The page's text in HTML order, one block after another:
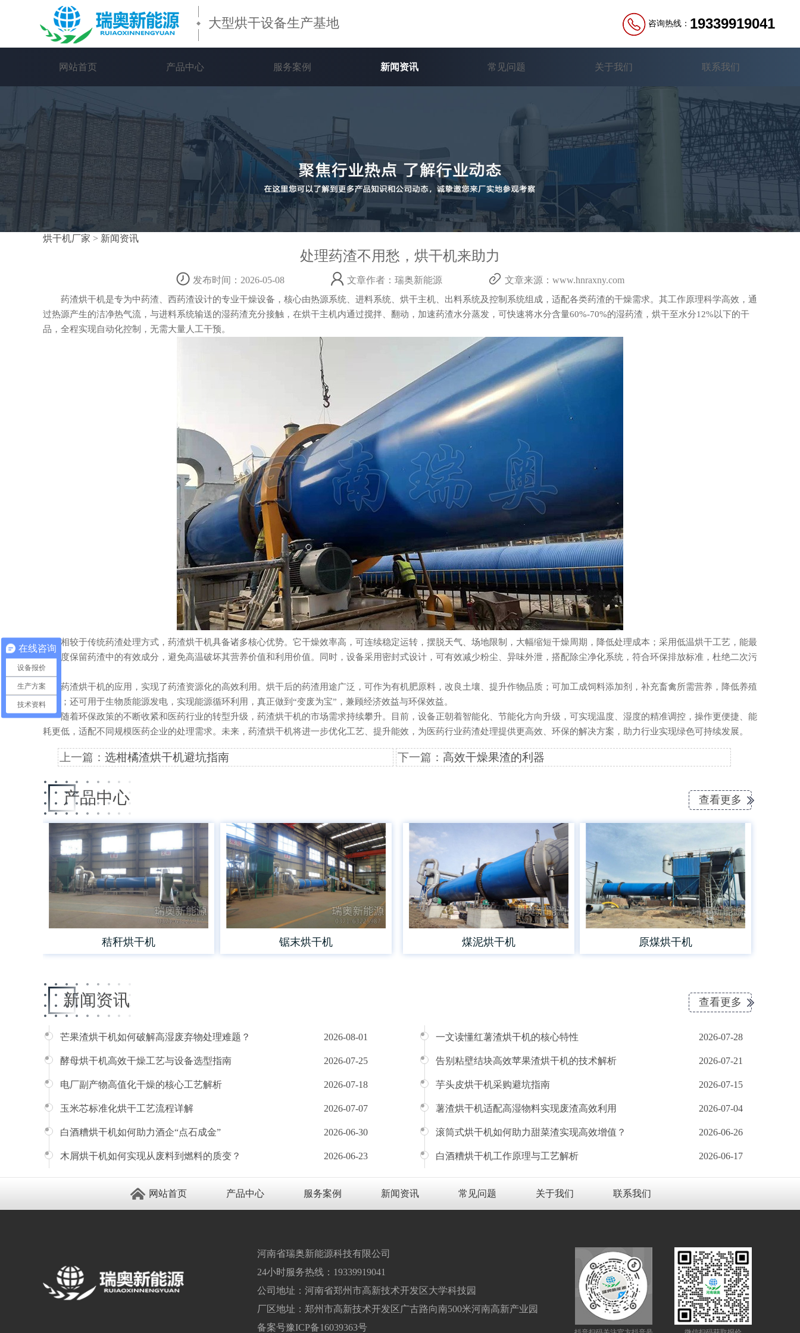
咨询热线： 19339919041
大型烘干设备生产基地
网站首页 产品中心 服务案例 新闻资讯 常见问题 关于我们 联系我们
烘干机厂家 > 新闻资讯
处理药渣不用愁，烘干机来助力
发布时间：2026-05-08 文章作者：瑞奥新能源 文章来源：www.hnraxny.com
药渣烘干机是专为中药渣、西药渣设计的专业干燥设备，核心由热源系统、进料系统、烘干主机、出料系统及控制系统组成，适配各类药渣的干燥需求。其工作原理科学高效，通
过热源产生的洁净热气流，与进料系统输送的湿药渣充分接触，在烘干主机内通过搅拌、翻动，加速药渣水分蒸发，可快速将水分含量60%-70%的湿药渣，烘干至水分12%以下的干
品，全程实现自动化控制，无需大量人工干预。
相较于传统药渣处理方式，药渣烘干机具备诸多核心优势。它干燥效率高，可连续稳定运转，摆脱天气、场地限制，大幅缩短干燥周期，降低处理成本；采用低温烘干工艺，能最
大限度保留药渣中的有效成分，避免高温破坏其营养价值和利用价值。同时，设备采用密封式设计，可有效减少粉尘、异味外泄，搭配除尘净化系统，符合环保排放标准，杜绝二次污
染。
药渣烘干机的应用，实现了药渣资源化的高效利用。烘干后的药渣用途广泛，可作为有机肥原料，改良土壤、提升作物品质；可加工成饲料添加剂，补充畜禽所需营养，降低养殖
成本；还可用于生物质能源发电，实现能源循环利用，真正做到“变废为宝”，兼顾经济效益与环保效益。
随着环保政策的不断收紧和医药行业的转型升级，药渣烘干机的市场需求持续攀升。目前，设备正朝着智能化、节能化方向升级，可实现温度、湿度的精准调控，操作更便捷、能
耗更低，适配不同规模医药企业的处理需求。未来，药渣烘干机将进一步优化工艺、提升能效，为医药行业药渣处理提供更高效、环保的解决方案，助力行业实现绿色可持续发展。
上一篇： 选柑橘渣烘干机避坑指南 下一篇： 高效干燥果渣的利器
产品中心 查看更多
秸秆烘干机 锯末烘干机 煤泥烘干机 原煤烘干机
新闻资讯 查看更多
芒果渣烘干机如何破解高湿废弃物处理难题？ 2026-08-01 一文读懂红薯渣烘干机的核心特性 2026-07-28
酵母烘干机高效干燥工艺与设备选型指南 2026-07-25 告别粘壁结块高效苹果渣烘干机的技术解析 2026-07-21
电厂副产物高值化干燥的核心工艺解析 2026-07-18 芋头皮烘干机采购避坑指南 2026-07-15
玉米芯标准化烘干工艺流程详解 2026-07-07 薯渣烘干机适配高湿物料实现废渣高效利用 2026-07-04
白酒糟烘干机如何助力酒企“点石成金” 2026-06-30 滚筒式烘干机如何助力甜菜渣实现高效增值？ 2026-06-26
木屑烘干机如何实现从废料到燃料的质变？ 2026-06-23 白酒糟烘干机工作原理与工艺解析 2026-06-17
网站首页 产品中心 服务案例 新闻资讯 常见问题 关于我们 联系我们
河南省瑞奥新能源科技有限公司
24小时服务热线：19339919041
公司地址：河南省郑州市高新技术开发区大学科技园
厂区地址：郑州市高新技术开发区广古路向南500米河南高新产业园
备案号豫ICP备16039363号
在线咨询
设备报价
生产方案
技术资料